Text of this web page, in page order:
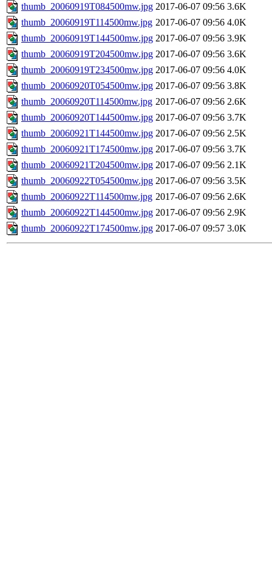
thumb_20060919T084500mw.jpg 2017-06-07 09:56 3.6K
thumb_20060919T114500mw.jpg 2017-06-07 09:56 4.0K
thumb_20060919T144500mw.jpg 2017-06-07 09:56 3.9K
thumb_20060919T204500mw.jpg 2017-06-07 09:56 3.6K
thumb_20060919T234500mw.jpg 2017-06-07 09:56 4.0K
thumb_20060920T054500mw.jpg 2017-06-07 09:56 3.8K
thumb_20060920T114500mw.jpg 2017-06-07 09:56 2.6K
thumb_20060920T144500mw.jpg 2017-06-07 09:56 3.7K
thumb_20060921T144500mw.jpg 2017-06-07 09:56 2.5K
thumb_20060921T174500mw.jpg 2017-06-07 09:56 3.7K
thumb_20060921T204500mw.jpg 2017-06-07 09:56 2.1K
thumb_20060922T054500mw.jpg 2017-06-07 09:56 3.5K
thumb_20060922T114500mw.jpg 2017-06-07 09:56 2.6K
thumb_20060922T144500mw.jpg 2017-06-07 09:56 2.9K
thumb_20060922T174500mw.jpg 2017-06-07 09:57 3.0K